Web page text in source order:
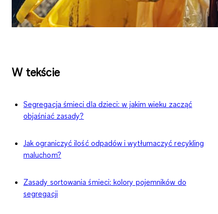
W tekście
Segregacja śmieci dla dzieci: w jakim wieku zacząć
objaśniać zasady?
Jak ograniczyć ilość odpadów i wytłumaczyć recykling
maluchom?
Zasady sortowania śmieci: kolory pojemników do
segregacji